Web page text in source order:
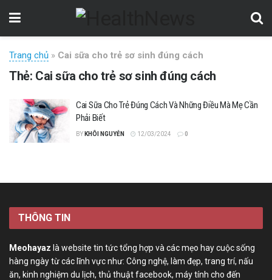
Trang chủ » Cai sữa cho trẻ sơ sinh đúng cách
Thẻ: Cai sữa cho trẻ sơ sinh đúng cách
Cai Sữa Cho Trẻ Đúng Cách Và Những Điều Mà Mẹ Cần
Phải Biết
BY KHÔI NGUYỄN 12/03/2024 0
THÔNG TIN
Meohayaz là website tin tức tổng hợp và các mẹo hay cuộc sống
hàng ngày từ các lĩnh vực như: Công nghệ, làm đẹp, trang trí, nấu
ăn, kinh nghiệm du lịch, thủ thuật facebook, máy tính cho đến